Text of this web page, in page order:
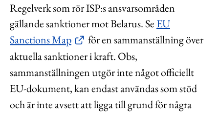
Om ISP
Kontakt
Lediga jobb
Kundwebben
In English
Regelverk som rör ISP:s ansvarsområden
gällande sanktioner mot Belarus. Se EU
Sanctions Map
för ensammanställning över
aktuella sanktioner i kraft. Obs,
sammanställningen utgör inte något officiellt
EU-dokument, kan endast användas som stöd
och är inte avsett att ligga till grund för några